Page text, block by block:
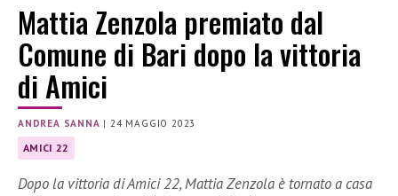
Mattia Zenzola premiato dal
Comune di Bari dopo la vittoria
di Amici
ANDREA SANNA |24 MAGGIO 2023
AMICI 22
Dopo la vittoria di Amici 22, Mattia Zenzola è tornato a casa